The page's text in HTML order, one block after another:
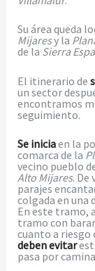
Su área queda
Mijaresy la
de la Sierra
El itinerario de
un sector
encontramos
seguimiento.
Se iniciaen la
comarca de la
vecino pueblo
Alto Mijares. De
parajes
colgada en una
En este tramo,
tramo con
cuanto a riesgo
deben evitar
pasa por